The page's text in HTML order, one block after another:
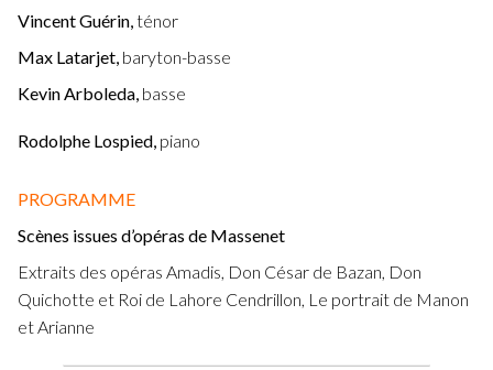
Vincent Guérin,ténor
Max Latarjet, baryton-basse
Kevin Arboleda, basse
Rodolphe Lospied, piano
PROGRAMME
Scènes issues d’opéras de Massenet
Extraits des opéras Amadis, Don César de Bazan, Don
Quichotte et Roi de Lahore Cendrillon, Le portrait de Manon
et Arianne